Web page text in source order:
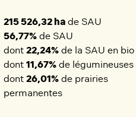
215 526,32 ha de SAU
56,77% de SAU
dont 22,24% de la SAU en bio
dont 11,67% de légumineuses
dont 26,01% de prairies
permanentes